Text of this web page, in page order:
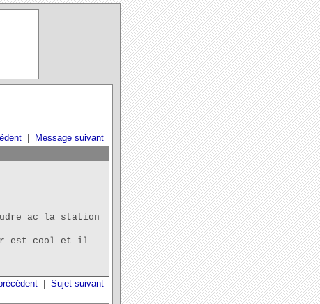
Message suivant
ac la station
est cool et il
Sujet suivant